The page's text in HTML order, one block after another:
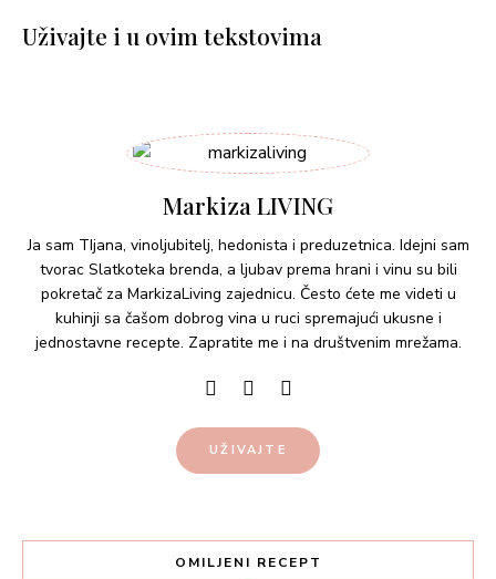
Uživajte i u ovim tekstovima
Markiza LIVING
Ja sam TIjana, vinoljubitelj, hedonista i preduzetnica. Idejni sam
tvorac Slatkoteka brenda, a ljubav prema hrani i vinu su bili
pokretač za MarkizaLiving zajednicu. Često ćete me videti u
kuhinji sa čašom dobrog vina u ruci spremajući ukusne i
jednostavne recepte. Zapratite me i na društvenim mrežama.
UŽIVAJTE
OMILJENI RECEPT